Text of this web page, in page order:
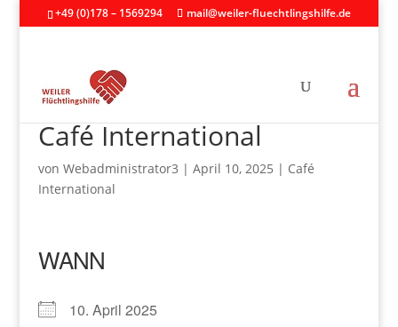
+49 (0)178 – 1569294 mail@weiler-fluechtlingshilfe.de
Café International
von Webadministrator3 | April 10, 2025 | Café
International
WANN
10. April 2025